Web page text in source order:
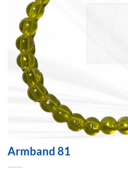
Armband 81